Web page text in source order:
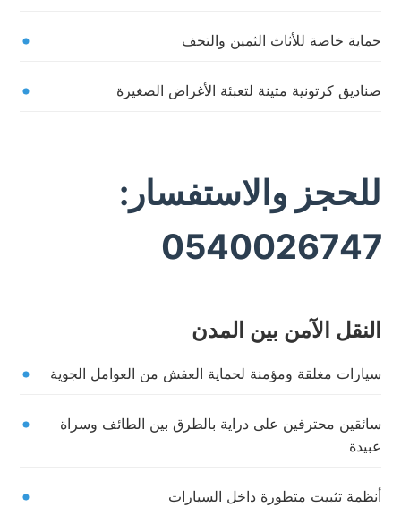
حماية خاصة للأثاث الثمين والتحف
صناديق كرتونية متينة لتعبئة الأغراض الصغيرة
للحجز والاستفسار:
0540026747
النقل الآمن بين المدن
سيارات مغلقة ومؤمنة لحماية العفش من العوامل الجوية
سائقين محترفين على دراية بالطرق بين الطائف وسراة
عبيدة
أنظمة تثبيت متطورة داخل السيارات